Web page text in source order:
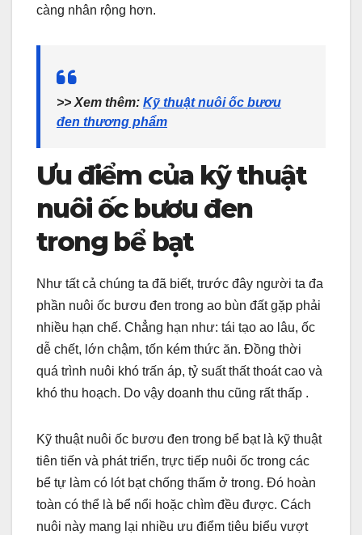
càng nhân rộng hơn.
>> Xem thêm: Kỹ thuật nuôi ốc bươu
đen thương phẩm
Ưu điểm của kỹ thuật
nuôi ốc bươu đen
trong bể bạt
Như tất cả chúng ta đã biết, trước đây người ta đa
phần nuôi ốc bươu đen trong ao bùn đất gặp phải
nhiều hạn chế. Chẳng hạn như: tái tạo ao lâu, ốc
dễ chết, lớn chậm, tốn kém thức ăn. Đồng thời
quá trình nuôi khó trấn áp, tỷ suất thất thoát cao và
khó thu hoạch. Do vậy doanh thu cũng rất thấp .
Kỹ thuật nuôi ốc bươu đen trong bể bạt là kỹ thuật
tiên tiến và phát triển, trực tiếp nuôi ốc trong các
bể tự làm có lót bạt chống thấm ở trong. Đó hoàn
toàn có thể là bể nổi hoặc chìm đều được. Cách
nuôi này mang lại nhiều ưu điểm tiêu biểu vượt